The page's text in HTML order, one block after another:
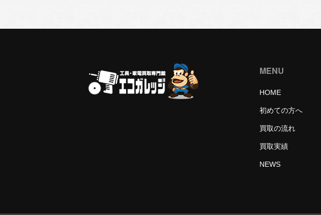
MENU
HOME
初めての方へ
買取の流れ
買取実績
NEWS